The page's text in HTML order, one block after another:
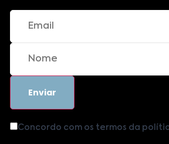
Concordo com os termos da